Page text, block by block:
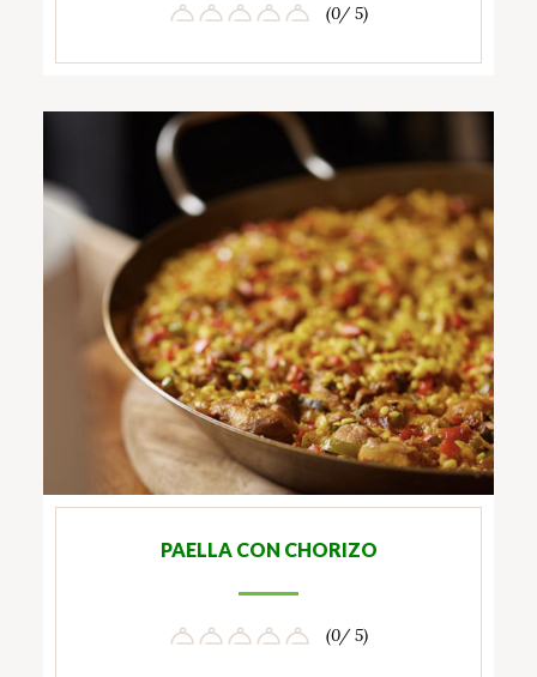
(0/ 5)
PAELLA CON CHORIZO
(0/ 5)